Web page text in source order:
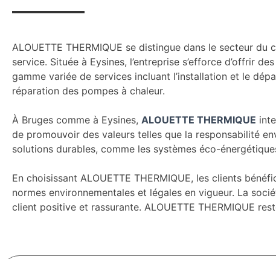
ALOUETTE THERMIQUE se distingue dans le secteur
service. Située à Eysines, l’entreprise s’efforce d’offrir
gamme variée de services incluant l’installation et le
réparation des pompes à chaleur.
À Bruges comme à Eysines, ALOUETTE THERMIQUE
de promouvoir des valeurs telles que la responsabilité
solutions durables, comme les systèmes éco-
En choisissant ALOUETTE THERMIQUE, les clients
normes environnementales et légales en vigueur. La
client positive et rassurante. ALOUETTE THERMIQUE